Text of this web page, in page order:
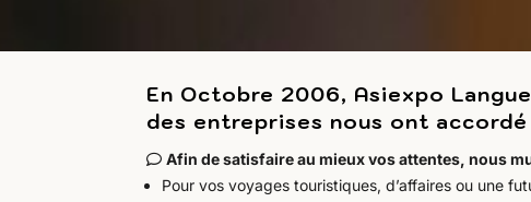
En Octobre 2006, Asiexpo
des entreprises nous ont
Afin de satisfaire au mieux vos attentes, nous
Pour vos voyages touristiques, d’affaires ou une